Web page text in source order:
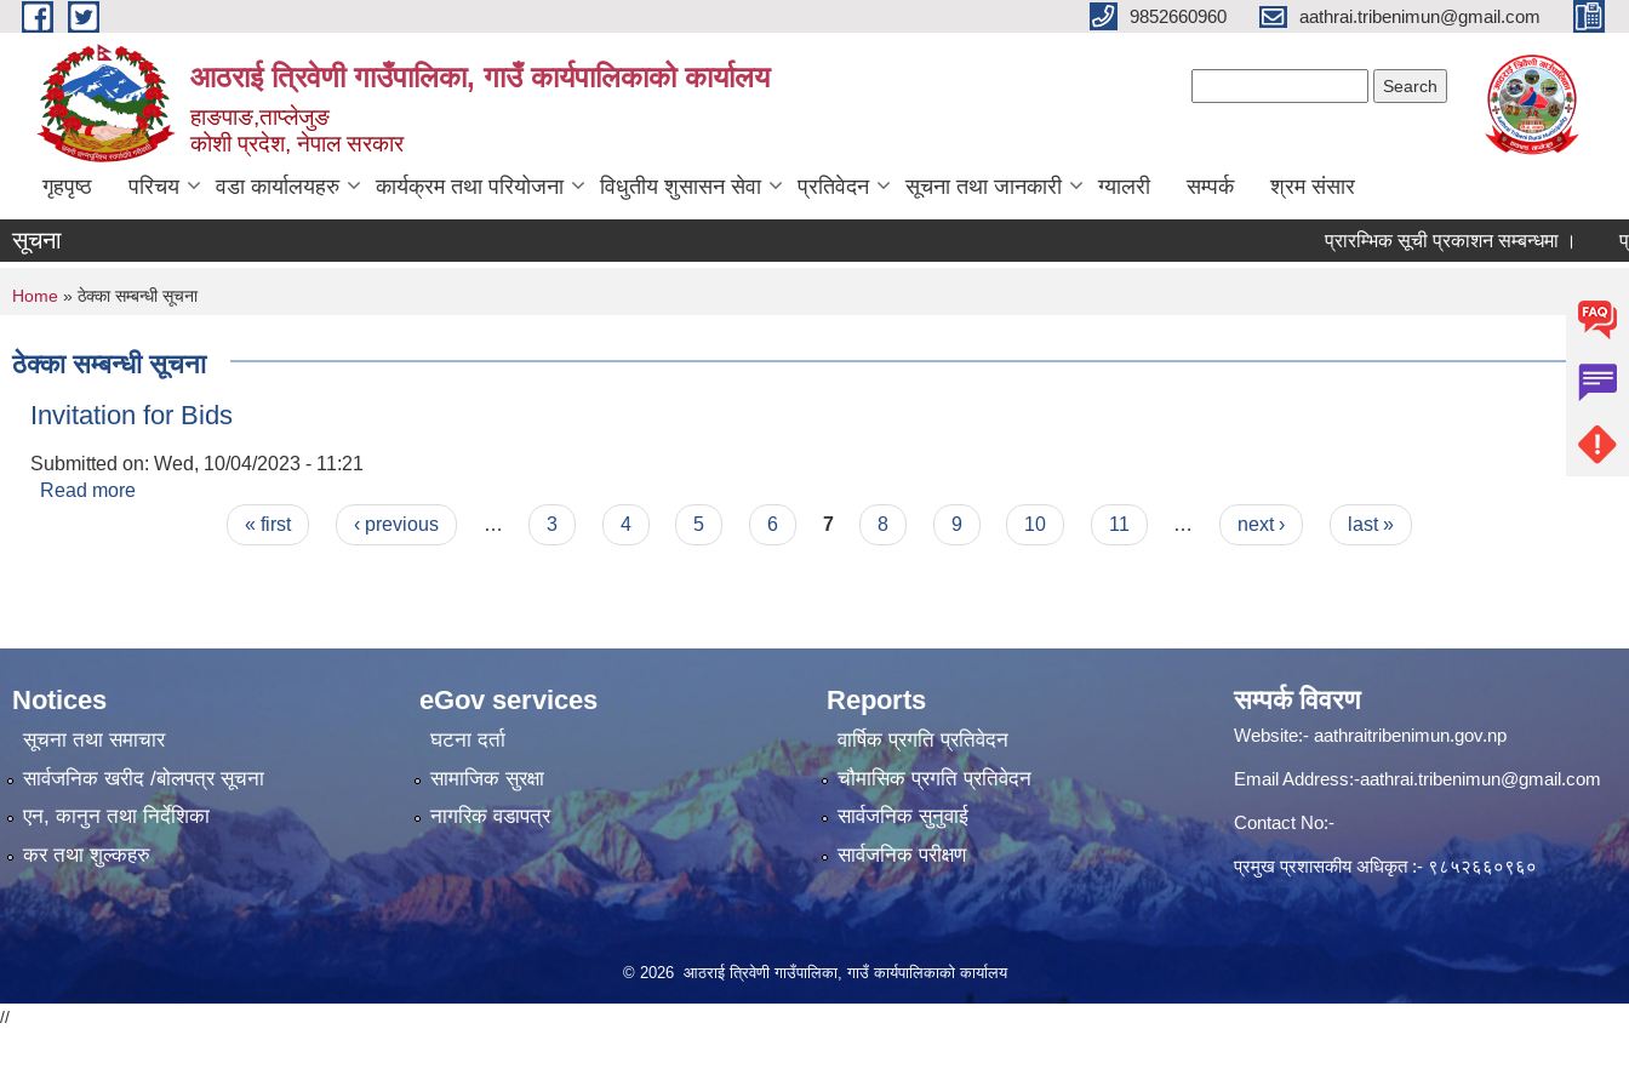
Skip to main content 9852660960 aathrai.tribenimun@gmail.com
आठराई त्रिवेणी गाउँपालिका, गाउँ कार्यपालिकाको कार्यालय
हाङपाङ,ताप्लेजुङ
कोशी प्रदेश, नेपाल सरकार
गृहपृष्ठ परिचय वडा कार्यालयहरु कार्यक्रम तथा परियोजना विधुतीय शुसासन सेवा प्रतिवेदन सूचना तथा जानकारी ग्यालरी सम्पर्क श्रम संसार
सूचना प्रारम्भिक सूची प्रकाशन सम्बन्धमा ।
You are here
Home » ठेक्का सम्बन्धी सूचना
ठेक्का सम्बन्धी सूचना
Invitation for Bids
Submitted on: Wed, 10/04/2023 - 11:21
Read more
« first ‹ previous … 3 4 5 6 7 8 9 10 11 … next › last »
Notices
सूचना तथा समाचार
सार्वजनिक खरीद /बोलपत्र सूचना
एन, कानुन तथा निर्देशिका
कर तथा शुल्कहरु
eGov services
घटना दर्ता
सामाजिक सुरक्षा
नागरिक वडापत्र
Reports
वार्षिक प्रगति प्रतिवेदन
चौमासिक प्रगति प्रतिवेदन
सार्वजनिक सुनुवाई
सार्वजनिक परीक्षण
सम्पर्क विवरण
Website:- aathraitribenimun.gov.np
Email Address:-aathrai.tribenimun@gmail.com
Contact No:-
प्रमुख प्रशासकीय अधिकृत :- ९८५२६६०९६०
© 2026 आठराई त्रिवेणी गाउँपालिका, गाउँ कार्यपालिकाको कार्यालय
//